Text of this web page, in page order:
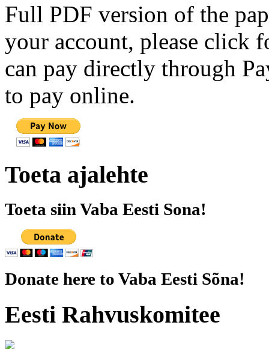
Full PDF version of the
your account, please click
can pay directly through
to pay online.
Toeta ajalehte
Toeta siin Vaba Eesti Sona!
Donate here to Vaba Eesti Sõna!
Eesti Rahvuskomitee